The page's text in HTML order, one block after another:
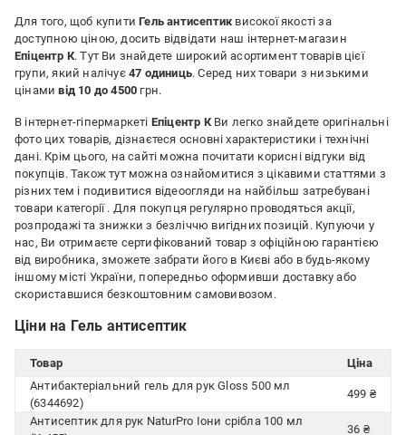
Для того, щоб купитиГель антисептик високої якості за
доступною ціною, досить відвідати наш інтернет-магазин
Епіцентр К. Тут Ви знайдете широкий асортимент товарів цієї
групи, який налічує 47 одиниць. Серед них товари з низькими
цінамивід 10 до 4500 грн.
В інтернет-гіпермаркеті Епіцентр КВи легко знайдете оригінальні
фото цих товарів, дізнаєтеся основні характеристики і технічні
дані. Крім цього, на сайті можна почитати корисні відгуки від
покупців. Також тут можна ознайомитися з цікавими статтями з
різних тем і подивитися відеоогляди на найбільш затребувані
товари категорії . Для покупця регулярно проводяться акції,
розпродажі та знижки з безліччю вигідних позицій. Купуючи у
нас, Ви отримаєте сертифікований товар з офіційною гарантією
від виробника, зможете забрати його в Києві або в будь-якому
іншому місті України, попередньо оформивши доставку або
скориставшися безкоштовним самовивозом.
Ціни на Гель антисептик
Товар
Ціна
Антибактеріальний гель для рук Gloss 500 мл
(6344692)
499 ₴
Антисептик для рук NaturPro Іони срібла 100 мл
36 ₴